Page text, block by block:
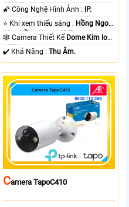
1080P .
🌠 Công Nghệ Hình Ảnh : IP.
⭐ Khi xem thiếu sáng : Hồng Ngoại
10m Hồng Ngoại SMD.
🕸️ Camera Thiết Kế Dome Kim loại
+ Nhựa.
️✔️ Khả Năng :Thu Âm.
CAmera TapoC410